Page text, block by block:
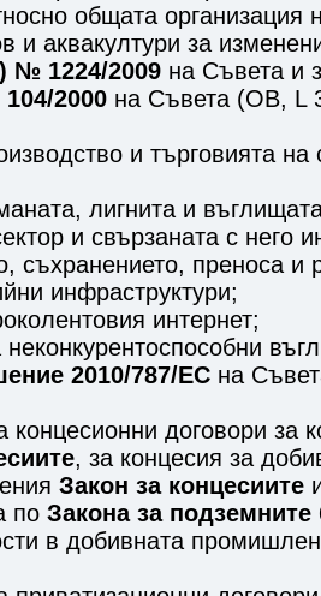
общата организация
и аквакултури за
№ 1224/2009 на Съвета и
2000 на Съвета (ОВ, L
и търговията на
лигнита и
и свързаната с него
съхранението, преноса и
инфраструктури;
интернет;
неконкурентоспособни
2010/787/ЕС на
концесионни договори за
, за концесия за
Закон за концесиите
по Закона за подземните
в добивната